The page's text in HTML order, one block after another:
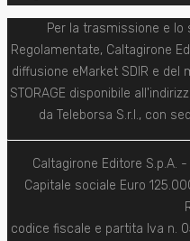
Per la trasmissione e lo
Regolamentate, Caltagirone
diffusione eMarket SDIR e
STORAGE disponibile
da Teleborsa S.r.l., con
Caltagirone Editore S.p.A.
Capitale sociale Euro
codice fiscale e partita Iva n.